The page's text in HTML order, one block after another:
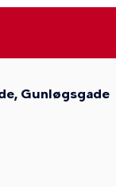
Gunløgsgade